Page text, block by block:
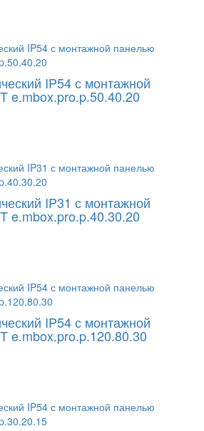
IP54 с монтажной
e.mbox.pro.p.50.40.20
IP31 с монтажной
e.mbox.pro.p.40.30.20
IP54 с монтажной
e.mbox.pro.p.120.80.30